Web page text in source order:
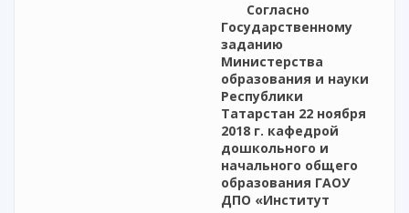
Согласно
Государственному
заданию
Министерства
образования и науки
Республики
Татарстан 22 ноября
2018 г. кафедрой
дошкольного и
начального общего
образования ГАОУ
ДПО «Институт